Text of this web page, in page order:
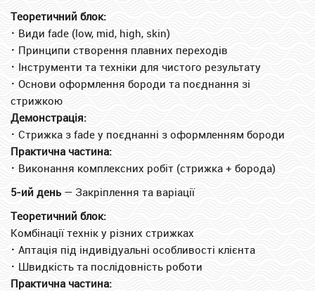
Теоретичний блок:
⠂ Види fade (low, mid, high, skin)
⠂ Принципи створення плавних переходів
⠂ Інструменти та техніки для чистого результату
⠂ Основи оформлення бороди та поєднання зі
стрижкою
Демонстрація:
⠂ Стрижка з fade у поєднанні з оформленням бороди
Практична частина:
⠂ Виконання комплексних робіт (стрижка + борода)
5-ий день — Закріплення та варіації
Теоретичний блок:
Комбінації технік у різних стрижках
⠂ Аптація під індивідуальні особливості клієнта
⠂ Швидкість та послідовність роботи
Практична частина: